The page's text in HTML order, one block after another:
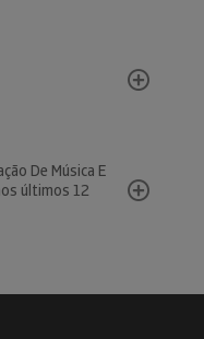
De Música E
últimos 12